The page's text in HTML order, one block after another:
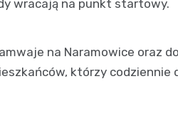
wracają na punkt startowy.
na Naramowice oraz
którzy codziennie